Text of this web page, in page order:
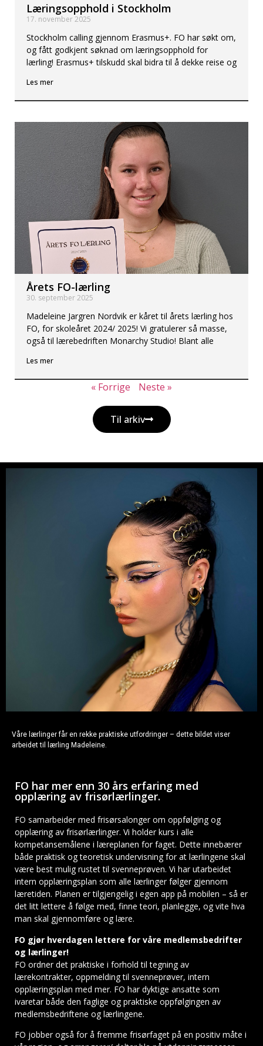
Læringsopphold i Stockholm
17. november 2025
Stockholm calling gjennom Erasmus+. FO har søkt om,
og fått godkjent søknad om læringsopphold for
lærling! Erasmus+ tilskudd skal bidra til å dekke reise og
Les mer
Årets FO-lærling
30. september 2025
Madeleine Jargren Nordvik er kåret til årets lærling hos
FO, for skoleåret 2024/ 2025! Vi gratulerer så masse,
også til lærebedriften Monarchy Studio! Blant alle
Les mer
« Forrige Neste »
Til arkiv
FO har mer enn 30 års erfaring med
opplæring av frisørlærlinger.
FO samarbeider med frisørsalonger om oppfølging og
opplæring av frisørlærlinger. Vi holder kurs i alle
kompetansemålene i læreplanen for faget. Dette innebærer
både praktisk og teoretisk undervisning for at lærlingene skal
være best mulig rustet til svenneprøven. Vi har utarbeidet
intern opplæringsplan som alle lærlinger følger gjennom
læretiden. Planen er tilgjengelig i egen app på mobilen – så er
det litt lettere å følge med, finne teori, planlegge, og vite hva
man skal gjennomføre og lære.
FO gjør hverdagen lettere for våre medlemsbedrifter
og lærlinger!
FO ordner det praktiske i forhold til tegning av
lærekontrakter, oppmelding til svenneprøver, intern
opplæringsplan med mer. FO har dyktige ansatte som
ivaretar både den faglige og praktiske oppfølgingen av
medlemsbedriftene og lærlingene.
FO jobber også for å fremme frisørfaget på en positiv måte i
Våre lærlinger får en rekke praktiske utfordringer – dette bildet viser
arbeidet til lærling Madeleine.